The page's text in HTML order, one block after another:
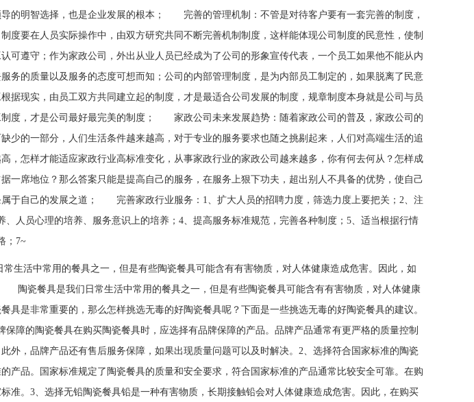
的明智选择，也是企业发展的根本； 完善的管理机制：不管是对待客户要有一套完善的制度，
度要在人员实际操作中，由双方研究共同不断完善机制制度，这样能体现公司制度的民意性，使制
可遵守；作为家政公司，外出从业人员已经成为了公司的形象宣传代表，一个员工如果他不能从内
务的质量以及服务的态度可想而知；公司的内部管理制度，是为内部员工制定的，如果脱离了民意
据现实，由员工双方共同建立起的制度，才是最适合公司发展的制度，规章制度本身就是公司与员
制度，才是公司最好最完美的制度； 家政公司未来发展趋势：随着家政公司的普及，家政公司的
少的一部分，人们生活条件越来越高，对于专业的服务要求也随之挑剔起来，人们对高端生活的追
，怎样才能适应家政行业高标准变化，从事家政行业的家政公司越来越多，你有何去何从？怎样成
一席地位？那么答案只能是提高自己的服务，在服务上狠下功夫，超出别人不具备的优势，使自己
属于自己的发展之道； 完善家政行业服务：1、扩大人员的招聘力度，筛选力度上要把关；2、注
人员心理的培养、服务意识上的培养；4、提高服务标准规范，完善各种制度；5、适当根据行情
；7~
生活中常用的餐具之一，但是有些陶瓷餐具可能含有有害物质，对人体健康造成危害。因此，如
是我们日常生活中常用的餐具之一，但是有些陶瓷餐具可能含有有害物质，对人体健康
具是非常重要的，那么怎样挑选无毒的好陶瓷餐具呢？下面是一些挑选无毒的好陶瓷餐具的建议。
保障的陶瓷餐具在购买陶瓷餐具时，应选择有品牌保障的产品。品牌产品通常有更严格的质量控制
外，品牌产品还有售后服务保障，如果出现质量问题可以及时解决。2、选择符合国家标准的陶瓷
产品。国家标准规定了陶瓷餐具的质量和安全要求，符合国家标准的产品通常比较安全可靠。在购
准。3、选择无铅陶瓷餐具铅是一种有害物质，长期接触铅会对人体健康造成危害。因此，在购买